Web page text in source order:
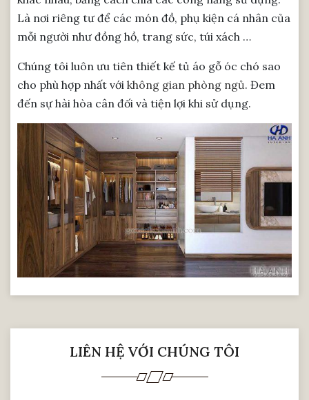
Là nơi riêng tư để các món đồ, phụ kiện cá nhân của
mỗi người như đồng hồ, trang sức, túi xách …
Chúng tôi luôn ưu tiên thiết kế tủ áo gỗ óc chó sao
cho phù hợp nhất với không gian phòng ngủ. Đem
đến sự hài hòa cân đối và tiện lợi khi sử dụng.
LIÊN HỆ VỚI CHÚNG TÔI